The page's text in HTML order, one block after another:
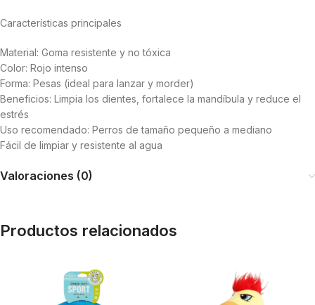
Características principales
Material: Goma resistente y no tóxica
Color: Rojo intenso
Forma: Pesas (ideal para lanzar y morder)
Beneficios: Limpia los dientes, fortalece la mandíbula y reduce el
estrés
Uso recomendado: Perros de tamaño pequeño a mediano
Fácil de limpiar y resistente al agua
Valoraciones (0)
Productos relacionados